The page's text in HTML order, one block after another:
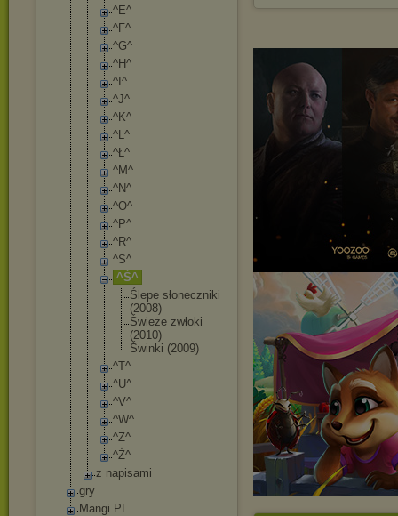
^E^
^F^
^G^
^H^
^I^
^J^
^K^
^L^
^Ł^
^M^
^N^
^O^
^P^
^R^
^S^
^Ś^
Ślepe słoneczniki
(2008)
Świeże zwłoki
(2010)
Świnki (2009)
^T^
^U^
^V^
^W^
^Z^
^Ż^
z napisami
gry
Mangi PL